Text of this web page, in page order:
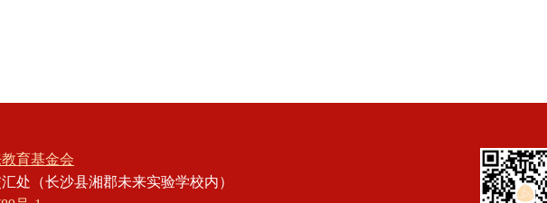
育基金会
处（长沙县湘郡未来实验学校内）